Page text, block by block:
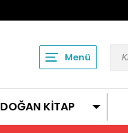
Menü
DOĞAN KİTAP